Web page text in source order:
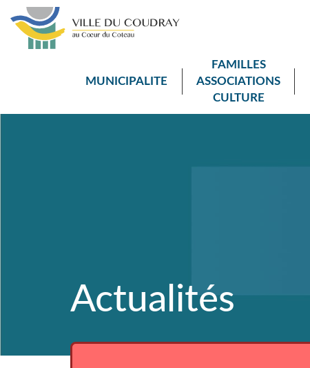
MUNICIPALITE
FAMILLES
ASSOCIATIONS
CULTURE
Actualités